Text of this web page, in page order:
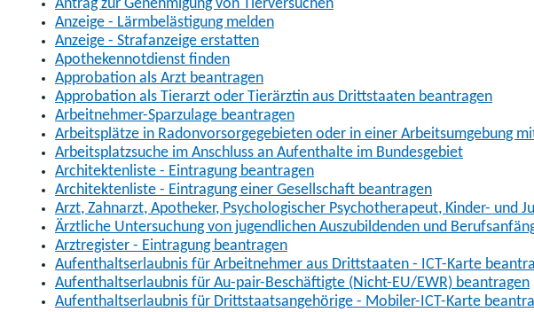
Antrag zur Genehmigung von Tierversuchen
Anzeige - Lärmbelästigung melden
Anzeige - Strafanzeige erstatten
Apothekennotdienst finden
Approbation als Arzt beantragen
Approbation als Tierarzt oder Tierärztin aus Drittstaaten beantragen
Arbeitnehmer-Sparzulage beantragen
Arbeitsplätze in Radonvorsorgegebieten oder in einer Arbeitsumgebung
Arbeitsplatzsuche im Anschluss an Aufenthalte im Bundesgebiet
Architektenliste - Eintragung beantragen
Architektenliste - Eintragung einer Gesellschaft beantragen
Arzt, Zahnarzt, Apotheker, Psychologischer Psychotherapeut, Kinder- und
Ärztliche Untersuchung von jugendlichen Auszubildenden und
Arztregister - Eintragung beantragen
Aufenthaltserlaubnis für Arbeitnehmer aus Drittstaaten - ICT-Karte
Aufenthaltserlaubnis für Au-pair-Beschäftigte (Nicht-EU/EWR) beantragen
Aufenthaltserlaubnis für Drittstaatsangehörige - Mobiler-ICT-Karte